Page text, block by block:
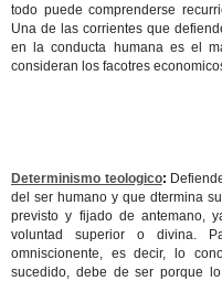
todo puede comprenderse
Una de las corrientes que
en la conducta humana es el
consideran los facotres
Determinismo teologico:
del ser humano y que dtermina
previsto y fijado de antemano,
voluntad superior o divina.
omniscionente, es decir, lo
sucedido, debe de ser porque